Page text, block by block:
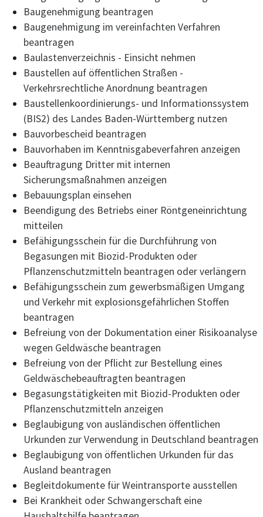
Baugenehmigung beantragen
Baugenehmigung im vereinfachten Verfahren
beantragen
Baulastenverzeichnis - Einsicht nehmen
Baustellen auf öffentlichen Straßen -
Verkehrsrechtliche Anordnung beantragen
Baustellenkoordinierungs- und Informationssystem
(BIS2) des Landes Baden-Württemberg nutzen
Bauvorbescheid beantragen
Bauvorhaben im Kenntnisgabeverfahren anzeigen
Beauftragung Dritter mit internen
Sicherungsmaßnahmen anzeigen
Bebauungsplan einsehen
Beendigung des Betriebs einer Röntgeneinrichtung
mitteilen
Befähigungsschein für die Durchführung von
Begasungen mit Biozid-Produkten oder
Pflanzenschutzmitteln beantragen oder verlängern
Befähigungsschein zum gewerbsmäßigen Umgang
und Verkehr mit explosionsgefährlichen Stoffen
beantragen
Befreiung von der Dokumentation einer Risikoanalyse
wegen Geldwäsche beantragen
Befreiung von der Pflicht zur Bestellung eines
Geldwäschebeauftragten beantragen
Begasungstätigkeiten mit Biozid-Produkten oder
Pflanzenschutzmitteln anzeigen
Beglaubigung von ausländischen öffentlichen
Urkunden zur Verwendung in Deutschland beantragen
Beglaubigung von öffentlichen Urkunden für das
Ausland beantragen
Begleitdokumente für Weintransporte ausstellen
Bei Krankheit oder Schwangerschaft eine